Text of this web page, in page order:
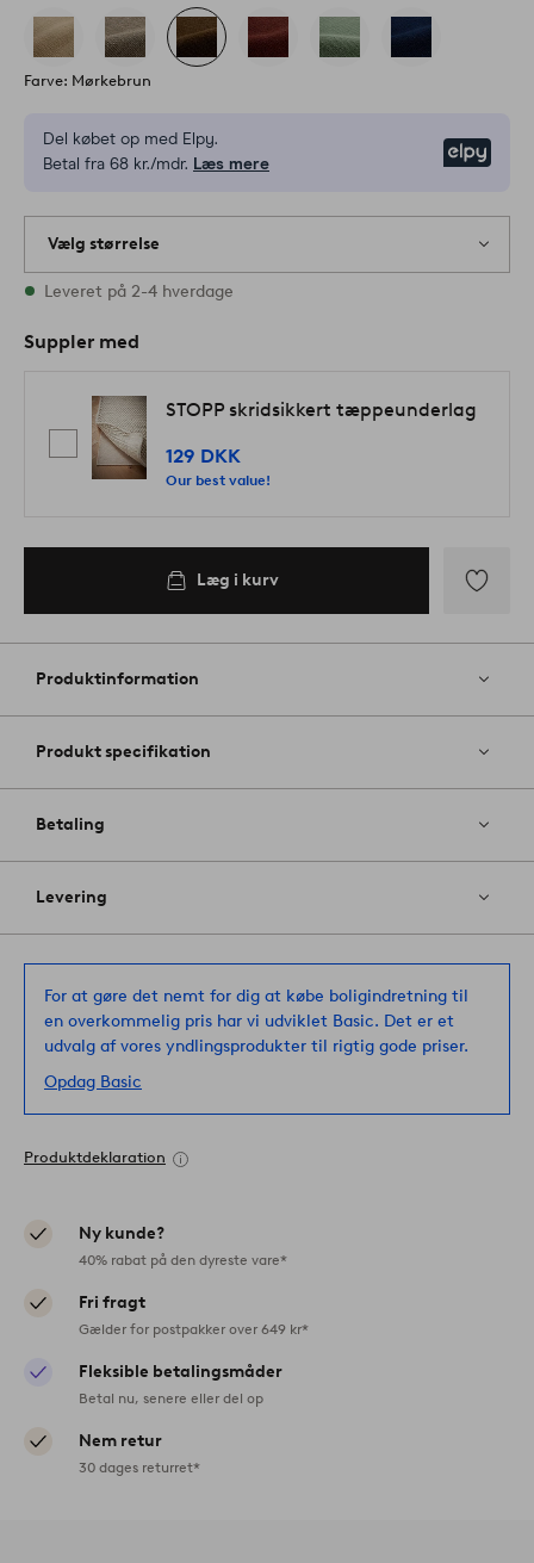
Farve: Mørkebrun
Del købet op med Elpy.
Betal fra 68 kr./mdr. Læs mere
Vælg størrelse
Alle størrelser er på lager
Leveret på 2-4 hverdage
Suppler med
STOPP skridsikkert tæppeunderlag
129 DKK
Our best value!
Læg i kurv
til
Produktinformation
Produkt specifikation
Betaling
Levering
For at gøre det nemt for dig at købe boligindretning til
en overkommelig pris har vi udviklet Basic. Det er et
udvalg af vores yndlingsprodukter til rigtig gode priser.
Opdag Basic
Produktdeklaration
Ny kunde?
40% rabat på den dyreste vare*
Fri fragt
Gælder for postpakker over 649 kr*
Fleksible betalingsmåder
Betal nu, senere eller del op
Nem retur
30 dages returret*